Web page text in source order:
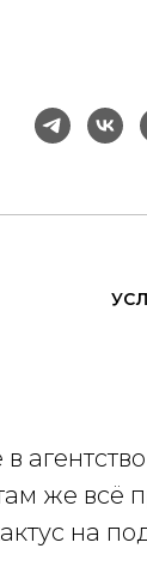
в
же всё
на